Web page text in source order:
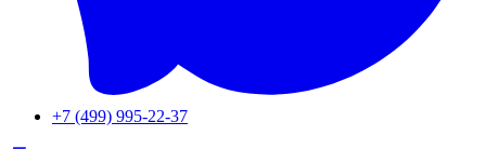
+7 (499) 995-22-37